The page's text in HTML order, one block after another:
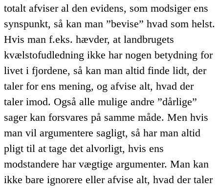
totalt afviser al den evidens, som modsiger ens
synspunkt, så kan man ”bevise” hvad som helst.
Hvis man f.eks. hævder, at landbrugets
kvælstofudledning ikke har nogen betydning for
livet i fjordene, så kan man altid finde lidt, der
taler for ens mening, og afvise alt, hvad der
taler imod. Også alle mulige andre ”dårlige”
sager kan forsvares på samme måde. Men hvis
man vil argumentere sagligt, så har man altid
pligt til at tage det alvorligt, hvis ens
modstandere har vægtige argumenter. Man kan
ikke bare ignorere eller afvise alt, hvad der taler